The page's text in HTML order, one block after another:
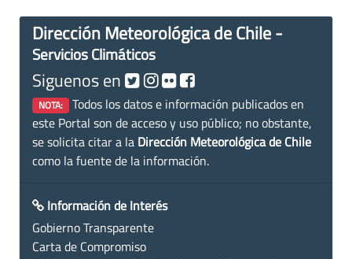
Dirección Meteorológica de Chile -
Servicios Climáticos
Siguenos en
NOTA: Todos los datos e información publicados en
este Portal son de acceso y uso público; no obstante,
se solicita citar a la Dirección Meteorológica de Chile
como la fuente de la información.
Información de Interés
Gobierno Transparente
Carta de Compromiso